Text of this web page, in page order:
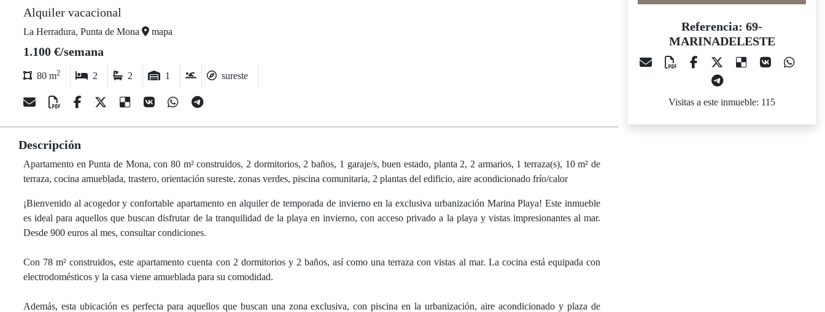
Alquiler vacacional
La Herradura, Punta de Mona mapa
1.100 €/semana
80 m2 2 2 1 sureste
Descripción
Apartamento en Punta de Mona, con 80 m² construidos, 2 dormitorios, 2 baños, 1 garaje/s, buen estado, planta 2, 2 armarios, 1 terraza(s), 10 m² de
terraza, cocina amueblada, trastero, orientación sureste, zonas verdes, piscina comunitaria, 2 plantas del edificio, aire acondicionado frío/calor
¡Bienvenido al acogedor y confortable apartamento en alquiler de temporada de invierno en la exclusiva urbanización Marina Playa! Este inmueble
es ideal para aquellos que buscan disfrutar de la tranquilidad de la playa en invierno, con acceso privado a la playa y vistas impresionantes al mar.
Desde 900 euros al mes, consultar condiciones.
Con 78 m² construidos, este apartamento cuenta con 2 dormitorios y 2 baños, así como una terraza con vistas al mar. La cocina está equipada con
electrodomésticos y la casa viene amueblada para su comodidad.
Además, esta ubicación es perfecta para aquellos que buscan una zona exclusiva, con piscina en la urbanización, aire acondicionado y plaza de
Referencia: 69-
MARINADELESTE
Visitas a este inmueble: 115